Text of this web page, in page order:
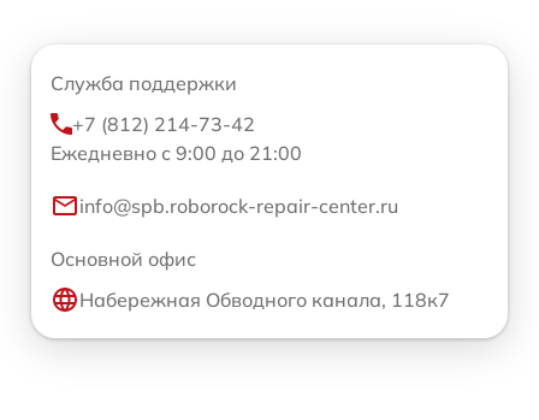
Служба поддержки
+7 (812) 214-73-42
Ежедневно с 9:00 до 21:00
info@spb.roborock-repair-center.ru
Основной офис
Набережная Обводного канала, 118к7